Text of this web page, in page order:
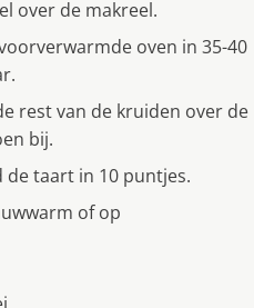
over de makreel.
oven in 35-40
rest van de kruiden over de
bij.
taart in 10 puntjes.
of op